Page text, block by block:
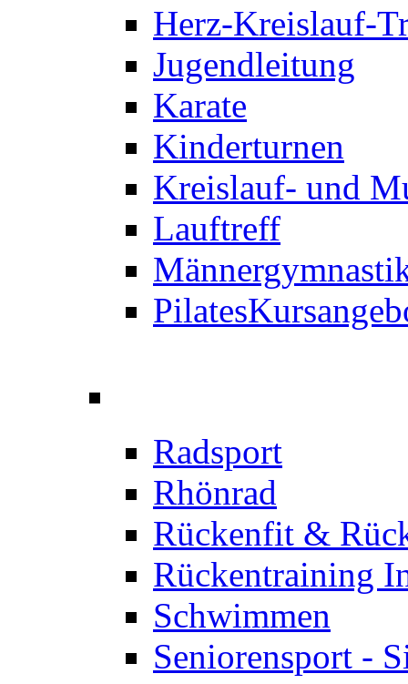
Herz-Kreislauf-
Jugendleitung
Karate
Kinderturnen
Kreislauf- und
Lauftreff
Pilates
Radsport
Rhönrad
Rückenfit &
Rückentraining
Schwimmen
Seniorensport -